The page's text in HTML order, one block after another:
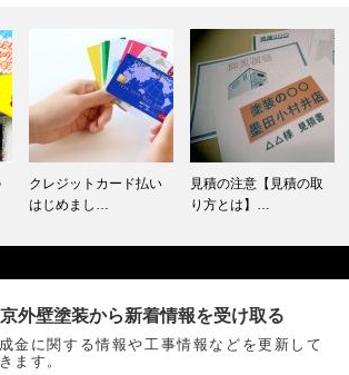
見積の注意【見積の取
り方とは】…
下塗りとは？
外壁塗装から新着情報を受け取る
金に関する情報や工事情報などを更新して
ます。